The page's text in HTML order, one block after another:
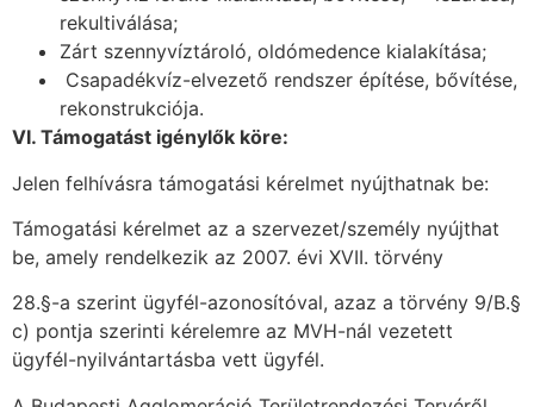
rekultiválása;
Zárt szennyvíztároló, oldómedence kialakítása;
Csapadékvíz-elvezető rendszer építése, bővítése,
rekonstrukciója.
VI. Támogatást igénylők köre:
Jelen felhívásra támogatási kérelmet nyújthatnak be:
Támogatási kérelmet az a szervezet/személy nyújthat
be, amely rendelkezik az 2007. évi XVII. törvény
28.§-a szerint ügyfél-azonosítóval, azaz a törvény 9/B.§
c) pontja szerinti kérelemre az MVH-nál vezetett
ügyfél-nyilvántartásba vett ügyfél.